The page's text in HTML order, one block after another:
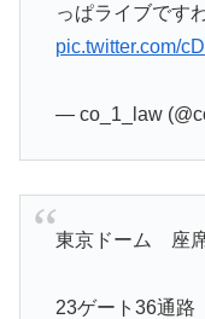
っぱライブです
pic.twitter.com/
— co_1_law
東京ドーム 座
23ゲート36通路